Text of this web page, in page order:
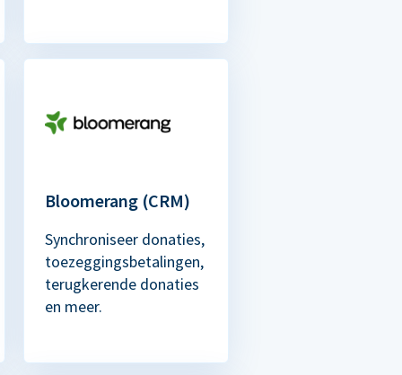
Bloomerang (CRM)
Synchroniseer donaties,
toezeggingsbetalingen,
terugkerende donaties
en meer.